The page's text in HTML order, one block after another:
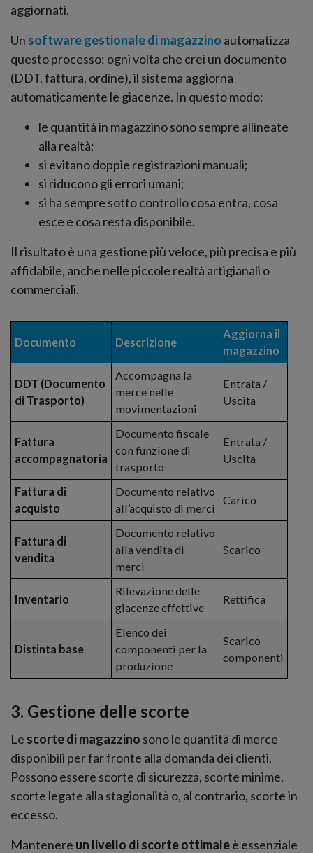
aggiornati.
Un software gestionale di magazzino automatizza
questo processo: ogni volta che crei un documento
(DDT, fattura, ordine), il sistema aggiorna
automaticamente le giacenze. In questo modo:
le quantità in magazzino sono sempre allineate
alla realtà;
si evitano doppie registrazioni manuali;
si riducono gli errori umani;
si ha sempre sotto controllo cosa entra, cosa
esce e cosa resta disponibile.
Il risultato è una gestione più veloce, più precisa e più
affidabile, anche nelle piccole realtà artigianali o
commerciali.
Documento Descrizione
Aggiorna il
magazzino
DDT (Documento
di Trasporto)
Accompagna la
merce nelle
movimentazioni
Entrata /
Uscita
Fattura
accompagnatoria
Documento fiscale
con funzione di
trasporto
Entrata /
Uscita
Fattura di
acquisto
Documento relativo
all’acquisto di merci
Carico
Fattura di
vendita
Documento relativo
alla vendita di
merci
Scarico
Inventario
Rilevazione delle
giacenze effettive
Rettifica
Distinta base
Elenco dei
componenti per la
produzione
Scarico
componenti
3. Gestione delle scorte
Le scorte di magazzino sono le quantità di merce
disponibili per far fronte alla domanda dei clienti.
Possono essere scorte di sicurezza, scorte minime,
scorte legate alla stagionalità o, al contrario, scorte in
eccesso.
Mantenere un livello di scorte ottimaleè essenziale